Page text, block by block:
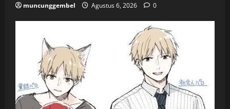
muncunggembel Agustus 6, 2026 0